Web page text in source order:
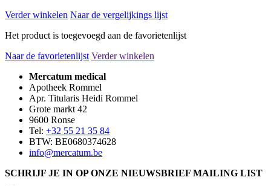
Verder winkelen Naar de vergelijkings lijst
Het product is toegevoegd aan de favorietenlijst
Naar de favorietenlijst Verder winkelen
Mercatum medical
Apotheek Rommel
Apr. Titularis Heidi Rommel
Grote markt 42
9600 Ronse
Tel: +32 55 21 35 84
BTW: BE0680374628
info@mercatum.be
SCHRIJF JE IN OP ONZE NIEUWSBRIEF MAILING LIST